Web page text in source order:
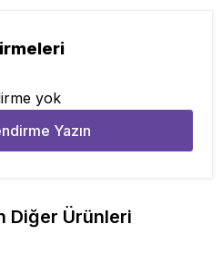
yok
Yazın
Diğer Ürünleri